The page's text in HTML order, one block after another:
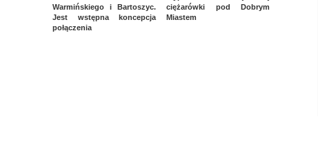
Warmińskiego i Bartoszyc.
Jest wstępna koncepcja
połączenia
ciężarówki pod Dobrym
Miastem